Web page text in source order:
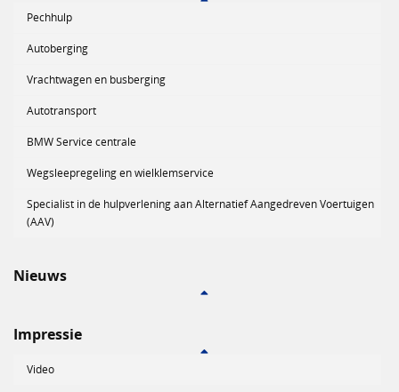
Pechhulp
Autoberging
Vrachtwagen en busberging
Autotransport
BMW Service centrale
Wegsleepregeling en wielklemservice
Specialist in de hulpverlening aan Alternatief Aangedreven Voertuigen
(AAV)
Nieuws
Impressie
Video